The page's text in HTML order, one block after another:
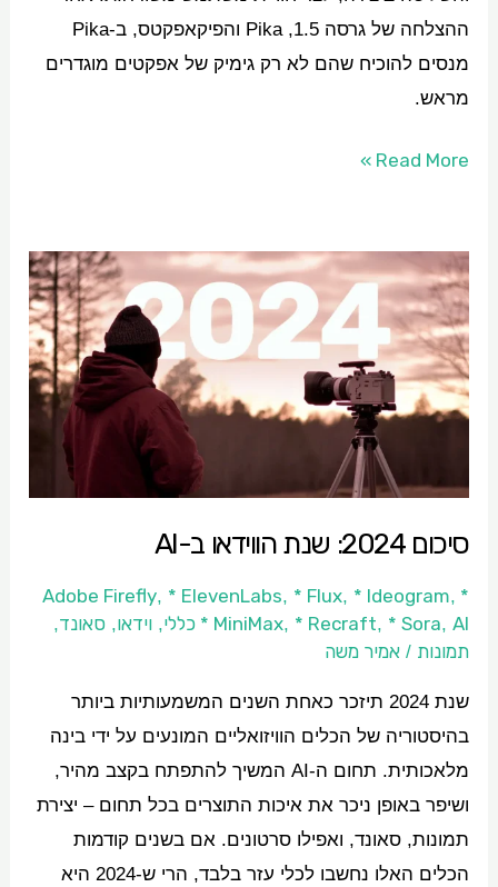
ההצלחה של גרסה 1.5, Pika והפיקאפקטס, ב-Pika
מנסים להוכיח שהם לא רק גימיק של אפקטים מוגדרים
מראש.
Read More »
סיכום 2024: שנת הווידאו ב-AI​
* Adobe Firefly
, * ElevenLabs, * Flux, * Ideogram,
* MiniMax, * Recraft, * Sora, AI כללי ,וידאו,סאונד,
תמונות /אמיר משה
שנת 2024 תיזכר כאחת השנים המשמעותיות ביותר
בהיסטוריה של הכלים הוויזואליים המונעים על ידי בינה
מלאכותית. תחום ה-AI המשיך להתפתח בקצב מהיר,
ושיפר באופן ניכר את איכות התוצרים בכל תחום – יצירת
תמונות, סאונד, ואפילו סרטונים. אם בשנים קודמות
הכלים האלו נחשבו לכלי עזר בלבד, הרי ש-2024 היא
סיכום
2024:
שנת
הווידאו
ב-